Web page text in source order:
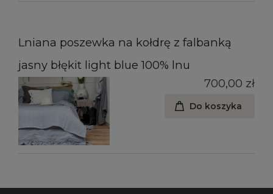
Lniana poszewka na kołdrę z falbanką
jasny błękit light blue 100% lnu
700,00 zł
Do koszyka